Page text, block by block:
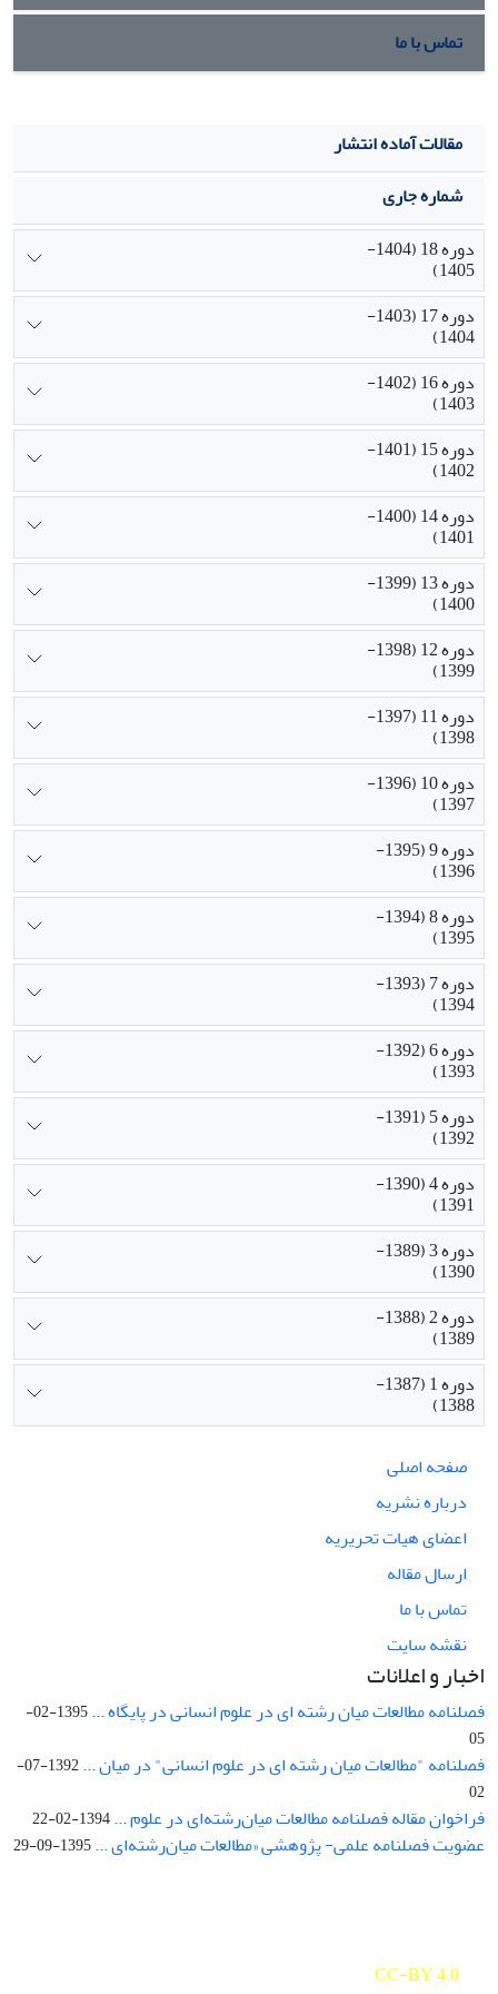
تماس با ما
مقالات آماده انتشار
شماره جاری
دوره 18 (1404-
1405)
دوره 17 (1403-
1404)
دوره 16 (1402-
1403)
دوره 15 (1401-
1402)
دوره 14 (1400-
1401)
دوره 13 (1399-
1400)
دوره 12 (1398-
1399)
دوره 11 (1397-
1398)
دوره 10 (1396-
1397)
دوره 9 (1395-
1396)
دوره 8 (1394-
1395)
دوره 7 (1393-
1394)
دوره 6 (1392-
1393)
دوره 5 (1391-
1392)
دوره 4 (1390-
1391)
دوره 3 (1389-
1390)
دوره 2 (1388-
1389)
دوره 1 (1387-
1388)
صفحه اصلی
درباره نشریه
اعضای هیات تحریریه
ارسال مقاله
تماس با ما
نقشه سایت
اخبار و اعلانات
فصلنامه مطالعات میان رشته ای در علوم انسانی در پایگاه ...
1395-02-
05
فصلنامه "مطالعات میان رشته ای در علوم انسانی" در میان ...
1392-07-
02
فراخوان مقاله فصلنامه مطالعات میان‌رشته‌ای در علوم ...1394-02-22
عضویت فصلنامه علمی- پژوهشی «مطالعات میان‌رشته‌ای ...1395-09-29
CC-BY 4.0